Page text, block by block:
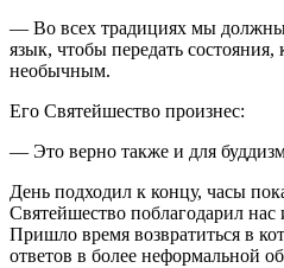
— Во всех традициях мы
язык, чтобы передать состояния,
необычным.
Его Святейшество произнес:
— Это верно также и для
День подходил к концу, часы
Святейшество поблагодарил нас
Пришло время возвратиться в
ответов в более неформальной